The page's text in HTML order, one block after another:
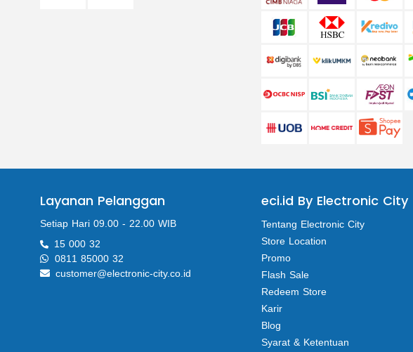
Layanan Pelanggan
Setiap Hari 09.00 - 22.00 WIB
15 000 32
0811 85000 32
customer@electronic-city.co.id
eci.id By Electronic City
Tentang Electronic City
Store Location
Promo
Flash Sale
Redeem Store
Karir
Blog
Syarat & Ketentuan